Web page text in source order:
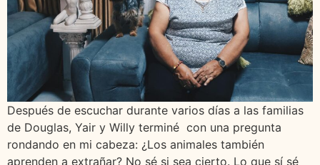
Después de escuchar durante varios días a las familias
de Douglas, Yair y Willy terminé con una pregunta
rondando en mi cabeza: ¿Los animales también
aprenden a extrañar? No sé si sea cierto. Lo que sí sé